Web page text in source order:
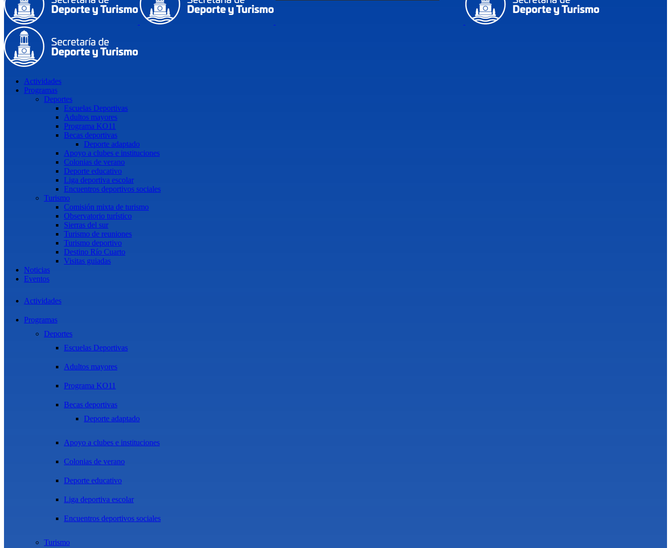
Actividades
Programas
Deportes
Escuelas Deportivas
Adultos mayores
Programa KO11
Becas deportivas
Deporte adaptado
Apoyo a clubes e instituciones
Colonias de verano
Deporte educativo
Liga deportiva escolar
Encuentros deportivos sociales
Turismo
Comisión mixta de turismo
Observatorio turístico
Sierras del sur
Turismo de reuniones
Turismo deportivo
Destino Río Cuarto
Visitas guiadas
Noticias
Eventos
Actividades
Programas
Deportes
Escuelas Deportivas
Adultos mayores
Programa KO11
Becas deportivas
Deporte adaptado
Apoyo a clubes e instituciones
Colonias de verano
Deporte educativo
Liga deportiva escolar
Encuentros deportivos sociales
Turismo